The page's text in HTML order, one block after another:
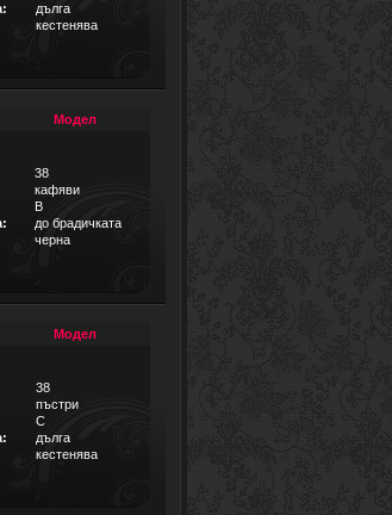
дълга
кестенява
Модел
38
кафяви
B
до брадичката
черна
Модел
38
пъстри
C
дълга
кестенява